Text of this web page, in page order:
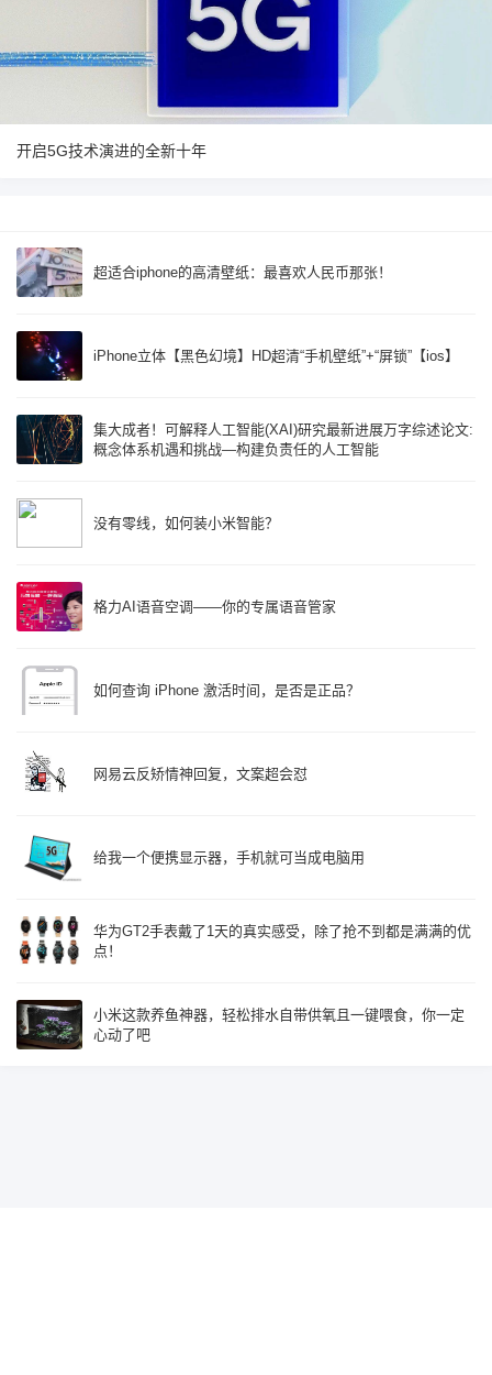
开启5G技术演进的全新十年
超适合iphone的高清壁纸：最喜欢人民币那张！
iPhone立体【黑色幻境】HD超清“手机壁纸”+“屏锁”【ios】
集大成者！可解释人工智能(XAI)研究最新进展万字综述论文:
概念体系机遇和挑战—构建负责任的人工智能
没有零线，如何装小米智能？
格力AI语音空调——你的专属语音管家
如何查询 iPhone 激活时间，是否是正品？
网易云反矫情神回复，文案超会怼
给我一个便携显示器，手机就可当成电脑用
华为GT2手表戴了1天的真实感受，除了抢不到都是满满的优
点！
小米这款养鱼神器，轻松排水自带供氧且一键喂食，你一定
心动了吧